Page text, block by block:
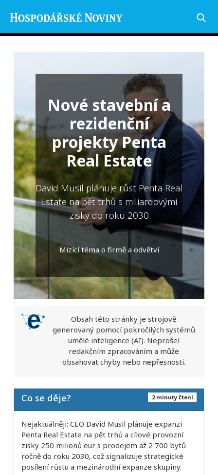
Nové stavební a
rezidenční
projekty Penta
Real Estate
David Musil plánuje růst Penta Real
Estate na pět trhů s miliardovými
zisky do roku 2030
Mizící téma o firmě a odvětví
Obsah této stránky je strojově
generovaný pomocí pokročilých systémů
umělé inteligence (AI). Neprošel
redakčním zpracováním a může
obsahovat chyby nebo nepřesnosti.
2 minuty čtení
Co se děje?
Nejaktuálněji: CEO David Musil plánuje expanzi
Penta Real Estate na pět trhů a cílové provozní
zisky 250 milionů eur s prodejem až 2 700 bytů
ročně do roku 2030, což signalizuje strategické
posílení růstu a mezinárodní expanze skupiny.